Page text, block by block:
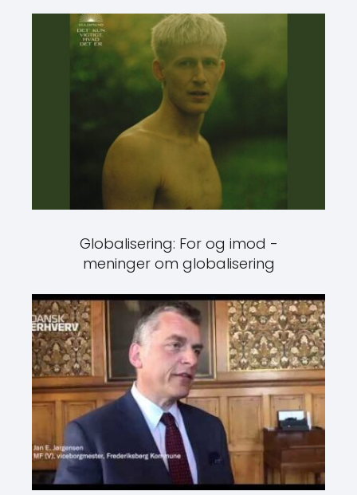
Globalisering: For og imod -
meninger om globalisering